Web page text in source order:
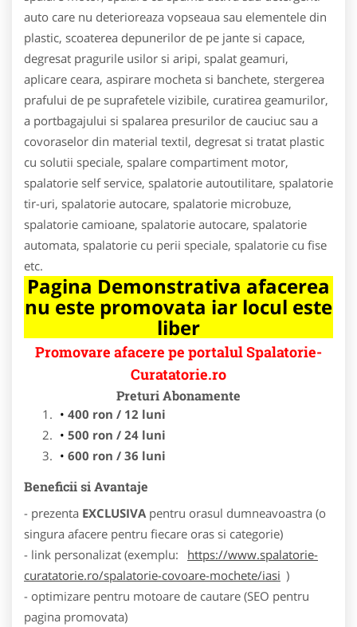
auto care nu deterioreaza vopseaua sau elementele din
plastic, scoaterea depunerilor de pe jante si capace,
degresat pragurile usilor si aripi, spalat geamuri,
aplicare ceara, aspirare mocheta si banchete, stergerea
prafului de pe suprafetele vizibile, curatirea geamurilor,
a portbagajului si spalarea presurilor de cauciuc sau a
covoraselor din material textil, degresat si tratat plastic
cu solutii speciale, spalare compartiment motor,
spalatorie self service, spalatorie autoutilitare, spalatorie
tir-uri, spalatorie autocare, spalatorie microbuze,
spalatorie camioane, spalatorie autocare, spalatorie
automata, spalatorie cu perii speciale, spalatorie cu fise
etc.
Pagina Demonstrativa afacerea
nu este promovata iar locul este
liber
Promovare afacere pe portalul Spalatorie-
Curatatorie.ro
Preturi Abonamente
400 ron / 12 luni
500 ron / 24 luni
600 ron / 36 luni
Beneficii si Avantaje
- prezenta EXCLUSIVA pentru orasul dumneavoastra (o
singura afacere pentru fiecare oras si categorie)
- link personalizat (exemplu:
https://www.spalatorie-
curatatorie.ro/spalatorie-covoare-mochete/iasi )
- optimizare pentru motoare de cautare (SEO pentru
pagina promovata)